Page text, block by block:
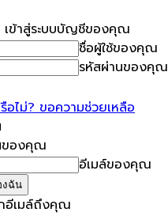
ข้าสู่ระบบบัญชีของคุณ
ชื่อผู้ใช้ของคุณ
รหัสผ่านของคุณ
อไม่? ขอความช่วยเหลือ
ของคุณ
อีเมล์ของคุณ
อีเมล์ถึงคุณ